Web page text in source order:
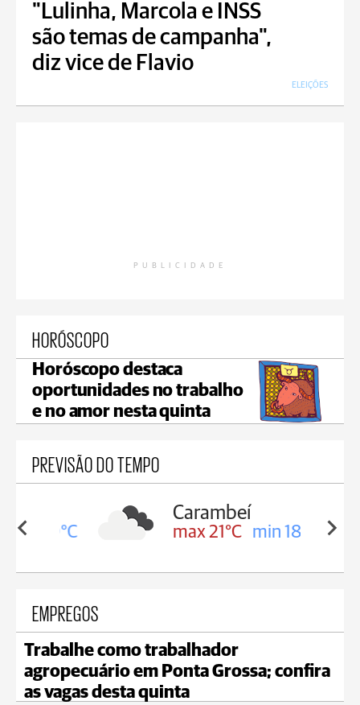
"Lulinha, Marcola e INSS
são temas de campanha",
diz vice de Flavio
ELEIÇÕES
PUBLICIDADE
HORÓSCOPO
Horóscopo destaca
oportunidades no trabalho
e no amor nesta quinta
PREVISÃO DO TEMPO
19°C
Carambeí
max 21°C min 18°C
EMPREGOS
Trabalhe como trabalhador
agropecuário em Ponta Grossa; confira
as vagas desta quinta